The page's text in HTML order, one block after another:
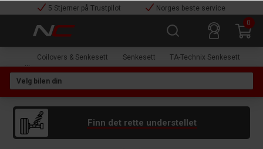
5 Stjerner på Trustpilot
Norges beste service
0
Coilovers & Senkesett Senkesett TA-Technix Senkesett
Finn det rette understellet